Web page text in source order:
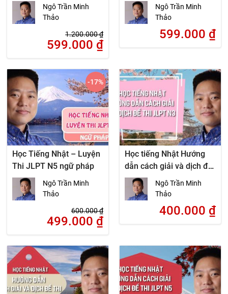
Ngô Trần Minh
Thảo
1.200.000₫
599.000 ₫
Ngô Trần Minh
Thảo
599.000 ₫
Học Tiếng Nhật – Luyện
Thi JLPT N5 ngữ pháp
Ngô Trần Minh
Thảo
600.000₫
499.000 ₫
-17%
Học tiếng Nhật Hướng
dẫn cách giải và dịch đề
thi JLPT N3
Ngô Trần Minh
Thảo
400.000 ₫